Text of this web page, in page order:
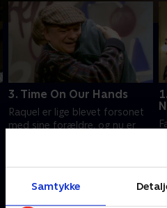
Samtykke
3. Time On Our Hands
Raquel er lige blevet forsonet
med sine forældre, og nu er
Hvad vil de mon synes om
29. november 2023 • 58 min